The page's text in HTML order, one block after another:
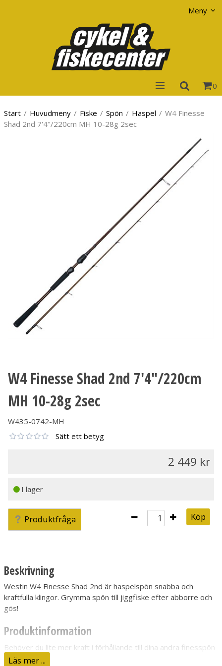
Meny
0
Start / Huvudmeny / Fiske / Spön / Haspel / W4 Finesse
Shad 2nd 7'4"/220cm MH 10-28g 2sec
W4 Finesse Shad 2nd 7'4"/220cm
MH 10-28g 2sec
W435-0742-MH
Sätt ett betyg
2 449
I lager
Produktfråga Köp
Beskrivning
Westin W4 Finesse Shad 2nd är haspelspön snabba och
kraftfulla klingor. Grymma spön till jiggfiske efter abborre och
gös!
Produktinformation
Behöver du lite mer kraft i förhållande till dina andra finesspön
så är W4 Finesse Shad 2nd Generation precis rätt verktyg för
Läs mer ...